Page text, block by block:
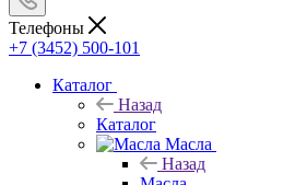
Телефоны
+7 (3452) 500-101
Каталог
Назад
Каталог
Масла
Назад